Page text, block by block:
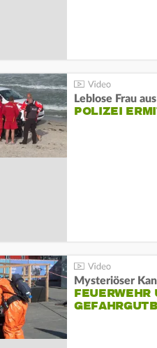
Leblose Frau
POLIZEI
Mysteriöser
FEUERWEHR